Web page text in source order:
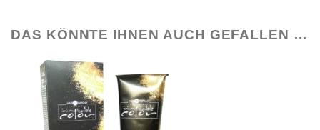
DAS KÖNNTE IHNEN AUCH GEFALLEN …